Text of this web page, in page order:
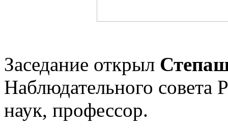
Заседание открыл
Наблюдательного
наук, профессор.